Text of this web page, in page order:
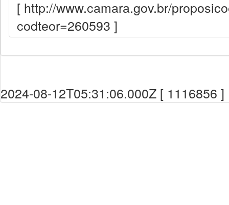
[ http://www.camara.gov.br/
codteor=260593 ]
2024-08-12T05:31:06.000Z [ 1116856 ]